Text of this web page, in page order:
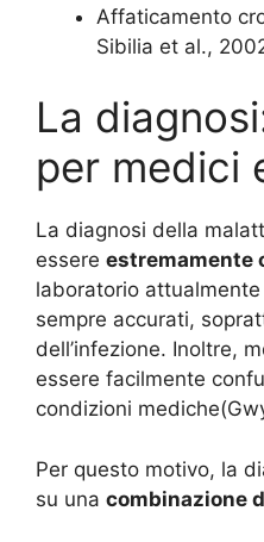
Affaticamento
Sibilia et al.,
La
per medici
La diagnosi della
essere estremamente
laboratorio
sempre accurati,
dell’infezione. Inoltre,
essere facilmente
condizioni mediche
Per questo motivo, la
su una combinazione